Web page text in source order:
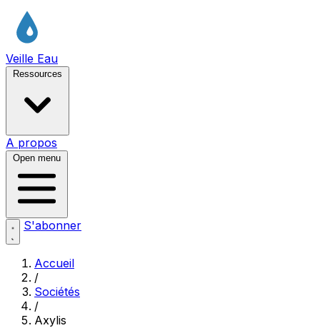
Veille Eau
Ressources
A propos
Open menu
S'abonner
Accueil
/
Sociétés
/
Axylis